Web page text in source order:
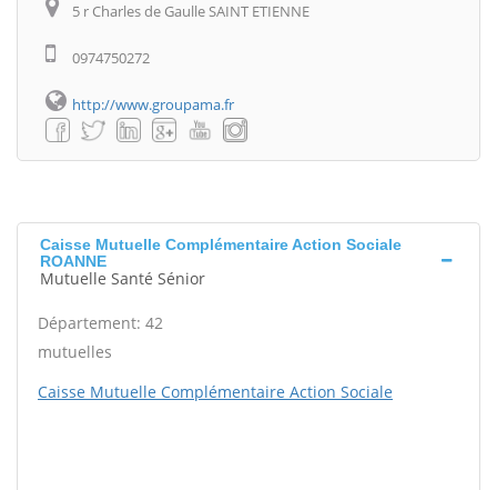
5 r Charles de Gaulle SAINT ETIENNE
0974750272
http://www.groupama.fr
Caisse Mutuelle Complémentaire Action Sociale
ROANNE
Mutuelle Santé Sénior
Département: 42
mutuelles
Caisse Mutuelle Complémentaire Action Sociale